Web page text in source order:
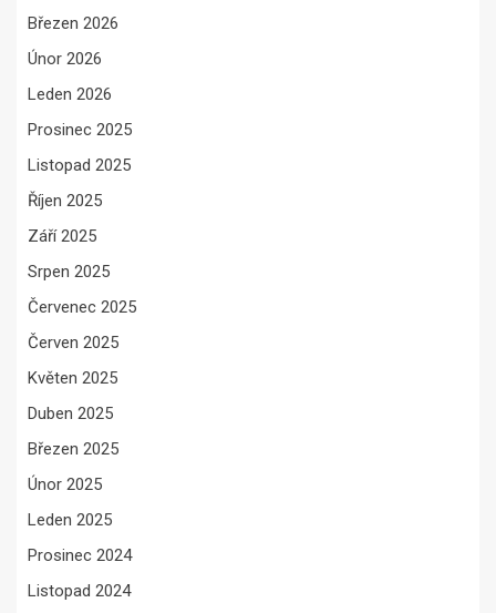
Březen 2026
Únor 2026
Leden 2026
Prosinec 2025
Listopad 2025
Říjen 2025
Září 2025
Srpen 2025
Červenec 2025
Červen 2025
Květen 2025
Duben 2025
Březen 2025
Únor 2025
Leden 2025
Prosinec 2024
Listopad 2024